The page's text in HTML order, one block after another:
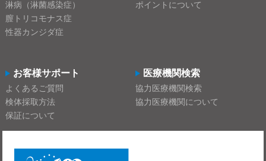
淋病（淋菌感染症）
膣トリコモナス症
性器カンジダ症
ポイントについて
お客様サポート
よくあるご質問
検体採取方法
保証について
医療機関検索
協力医療機関検索
協力医療機関について